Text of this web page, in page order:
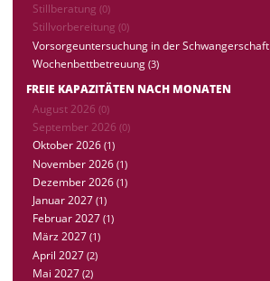
Stillberatung (0)
Stillvorbereitung (0)
Vorsorgeuntersuchung in der Schwangerschaft
Wochenbettbetreuung (3)
FREIE KAPAZITÄTEN NACH MONATEN
August 2026 (0)
September 2026 (0)
Oktober 2026 (1)
November 2026 (1)
Dezember 2026 (1)
Januar 2027 (1)
Februar 2027 (1)
März 2027 (1)
April 2027 (2)
Mai 2027 (2)